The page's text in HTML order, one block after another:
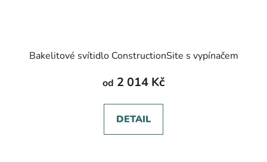
Bakelitové svítidlo ConstructionSite s vypínačem
od 2 014 Kč
DETAIL